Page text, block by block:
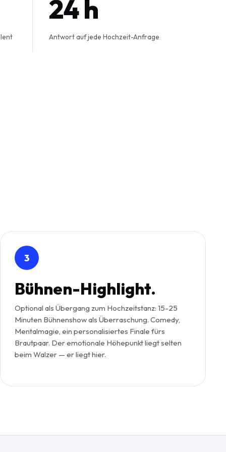
24 h
Antwort auf jede Hochzeit-Anfrage
3
Bühnen-Highlight.
Optional als Übergang zum Hochzeitstanz: 15-25
Minuten Bühnenshow als Überraschung. Comedy,
Mentalmagie, ein personalisiertes Finale fürs
Brautpaar. Der emotionale Höhepunkt liegt selten
beim Walzer — er liegt hier.